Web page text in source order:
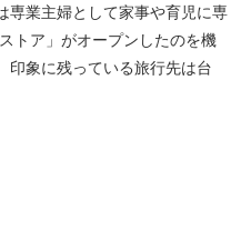
専業主婦として家事や育児に専
トア」がオープンしたのを機
印象に残っている旅行先は台